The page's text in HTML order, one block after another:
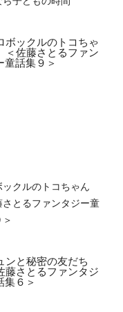
ックルのトコちゃん
さとるファンタジー童